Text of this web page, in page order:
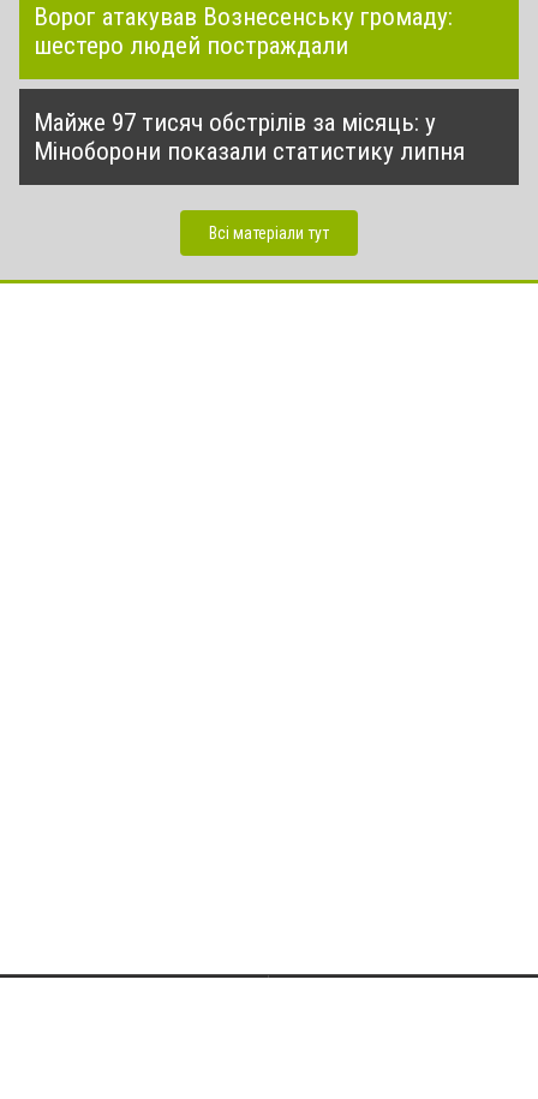
Ворог атакував Вознесенську громаду:
шестеро людей постраждали
Майже 97 тисяч обстрілів за місяць: у
Міноборони показали статистику липня
Всі матеріали тут